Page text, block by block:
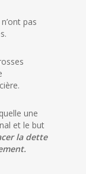
pas
une
et le but
la dette